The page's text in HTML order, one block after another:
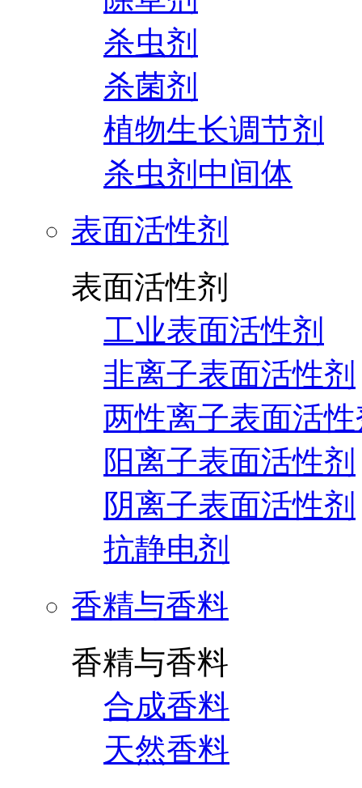
杀虫剂
杀菌剂
植物生长调节剂
杀虫剂中间体
表面活性剂
表面活性剂
工业表面活性剂
非离子表面活性剂
两性离子表面活
阳离子表面活性剂
阴离子表面活性剂
抗静电剂
香精与香料
香精与香料
合成香料
天然香料